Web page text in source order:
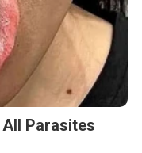
Parasites